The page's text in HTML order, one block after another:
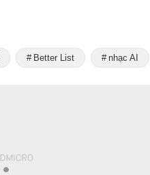
Better List nhạc AI